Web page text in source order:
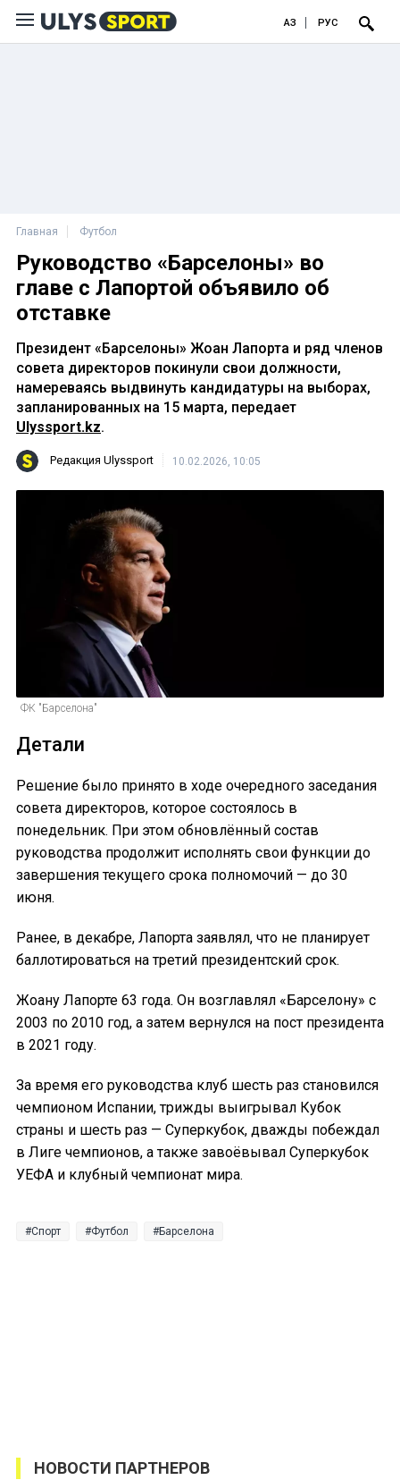
ҚАЗ РУС
Главная Футбол
Руководство «Барселоны» во
главе с Лапортой объявило об
отставке
Президент «Барселоны» Жоан Лапорта и ряд членов
совета директоров покинули свои должности,
намереваясь выдвинуть кандидатуры на выборах,
запланированных на 15 марта, передает
Ulyssport.kz.
Редакция Ulyssport 10.02.2026, 10:05
ФК "Барселона"
Детали
Решение было принято в ходе очередного заседания
совета директоров, которое состоялось в
понедельник. При этом обновлённый состав
руководства продолжит исполнять свои функции до
завершения текущего срока полномочий — до 30
июня.
Ранее, в декабре, Лапорта заявлял, что не планирует
баллотироваться на третий президентский срок.
Жоану Лапорте 63 года. Он возглавлял «Барселону» с
2003 по 2010 год, а затем вернулся на пост президента
в 2021 году.
За время его руководства клуб шесть раз становился
чемпионом Испании, трижды выигрывал Кубок
страны и шесть раз — Суперкубок, дважды побеждал
в Лиге чемпионов, а также завоёвывал Суперкубок
УЕФА и клубный чемпионат мира.
Спорт Футбол Барселона
НОВОСТИ ПАРТНЕРОВ